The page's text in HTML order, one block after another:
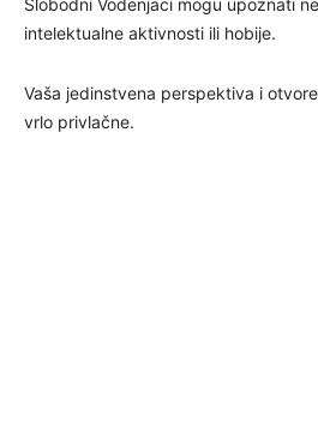
Slobodni Vodenjaci mogu upoznati
intelektualne aktivnosti ili hobije.
Vaša jedinstvena perspektiva i
vrlo privlačne.